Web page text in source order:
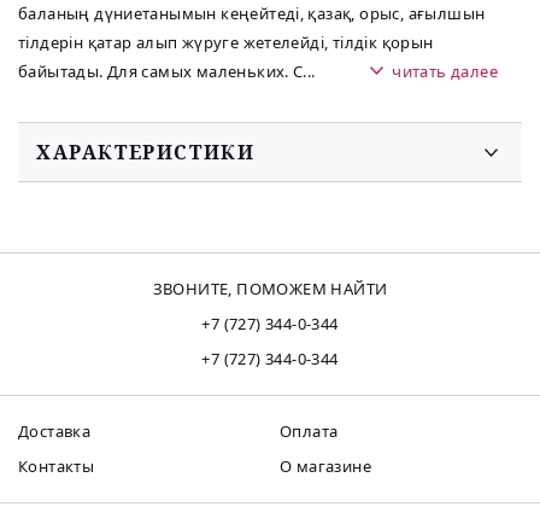
баланың дүниетанымын кеңейтеді, қазақ, орыс, ағылшын
тілдерін қатар алып жүруге жетелейді, тілдік қорын
байытады. Для самых маленьких. С... читать далее
ХАРАКТЕРИСТИКИ
ЗВОНИТЕ, ПОМОЖЕМ НАЙТИ
+7 (727) 344-0-344
+7 (727) 344-0-344
Доставка
Оплата
Контакты
О магазине